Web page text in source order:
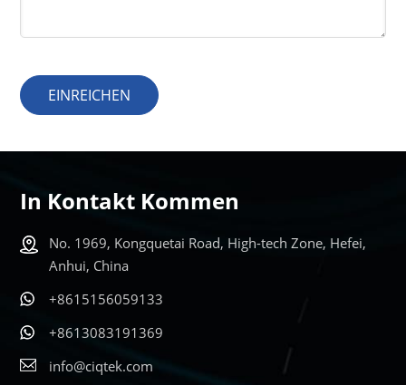
EINREICHEN
In Kontakt Kommen
No. 1969, Kongquetai Road, High-tech Zone, Hefei,
Anhui, China
+8615156059133
+8613083191369
info@ciqtek.com